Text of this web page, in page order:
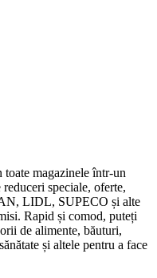
magazinele într-un
speciale, oferte,
LIDL, SUPECO și alte
Rapid și comod, puteți
de alimente, băuturi,
și altele pentru a face